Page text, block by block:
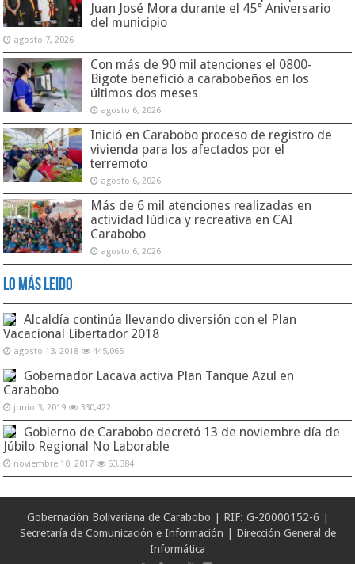
Juan José Mora durante el 45° Aniversario
del municipio
agosto 7, 2026
Con más de 90 mil atenciones el 0800-
Bigote benefició a carabobeños en los
últimos dos meses
agosto 6, 2026
Inició en Carabobo proceso de registro de
vivienda para los afectados por el
terremoto
agosto 6, 2026
Más de 6 mil atenciones realizadas en
actividad lúdica y recreativa en CAI
Carabobo
agosto 6, 2026
Lo Más Leido
Alcaldía continúa llevando diversión con el Plan
Vacacional Libertador 2018
agosto 13, 2018 445,065
Gobernador Lacava activa Plan Tanque Azul en
Carabobo
junio 3, 2019 330,422
Gobierno de Carabobo decretó 13 de noviembre día de
Júbilo Regional No Laborable
noviembre 10, 2017 63,384
Gobernación Bolivariana de Carabobo | RIF: G-20000152-6 |
Secretaría de Comunicación e Información | Dirección General de
Informática